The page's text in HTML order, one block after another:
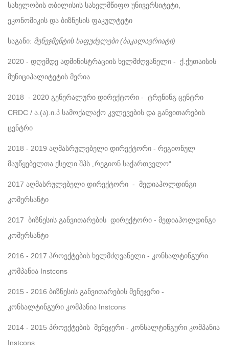
სახელობის თბილისის სახელმწიფო უნივერსიტეტი,
ეკონომიკის და ბიზნესის ფაკულტეტი
საგანი: მენეჯმენტის საფუძვლები (ბაკალავრიატი)
2020 - დღემდე ადმინისტრაციის ხელმძღვანელი - ქ.ქუთაისის
მუნიციპალიტეტის მერია
2018 - 2020 გენერალური დირექტორი - ტრენინგ ცენტრი
CRDC / ა.(ა).ი.პ სამოქალაქო კვლევების და განვითარების
ცენტრი
2018 - 2019 აღმასრულებელი დირექტორი - რეგიონულ
მაუწყებელთა ქსელი შპს „რეგიონ საქართველო“
2017 აღმასრულებელი დირექტორი - მედიაჰოლდინგი
კომერსანტი
2017 ბიზნესის განვითარების დირექტორი - მედიაჰოლდინგი
კომერსანტი
2016 - 2017 პროექტების ხელმძღვანელი - კონსალტინგური
კომპანია Instcons
2015 - 2016 ბიზნესის განვითარების მენეჯერი -
კონსალტინგური კომპანია Instcons
2014 - 2015 პროექტების მენეჯერი - კონსალტინგური კომპანია
Instcons